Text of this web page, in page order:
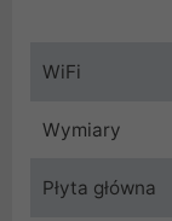
WiFi
Wymiary
Płyta główna